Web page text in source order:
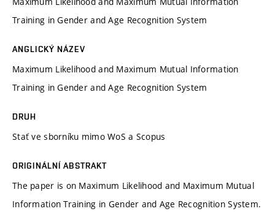
Training in Gender and Age Recognition System
ANGLICKÝ NÁZEV
Maximum Likelihood and Maximum Mutual Information
Training in Gender and Age Recognition System
DRUH
Stať ve sborníku mimo WoS a Scopus
ORIGINÁLNÍ ABSTRAKT
The paper is on Maximum Likelihood and Maximum Mutual
Information Training in Gender and Age Recognition System.